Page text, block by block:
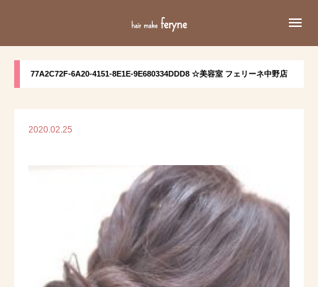

77A2C72F-6A20-4151-8E1E-9E680334DDD8 ☆美容室 フェリーネ中野店
2020.02.25